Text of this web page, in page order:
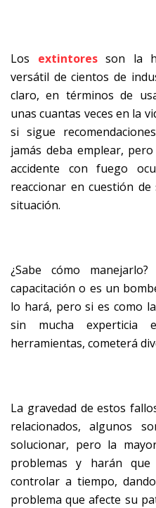
Los extintoresson la
versátil de cientos de
claro, en términos de
unas cuantas veces en la
si sigue
jamás deba emplear,
accidente con fuego
reaccionar en cuestión
situación.
¿Sabe cómo
capacitación o es un
lo hará, pero si es como
sin mucha experticia
herramientas, cometerá
La gravedad de estos
relacionados, algunos
solucionar, pero la
problemas y harán
controlar a tiempo,
problema que afecte su